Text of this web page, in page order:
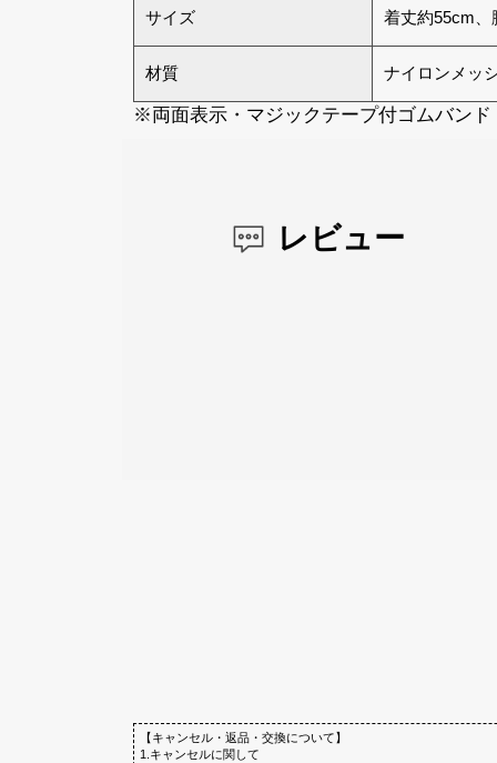
サイズ 着丈約55cm、
材質 ナイロンメッ
※両面表示・マジックテープ付ゴムバンド
レビュー
【キャンセル・返品・交換について】
1.キャンセルに関して